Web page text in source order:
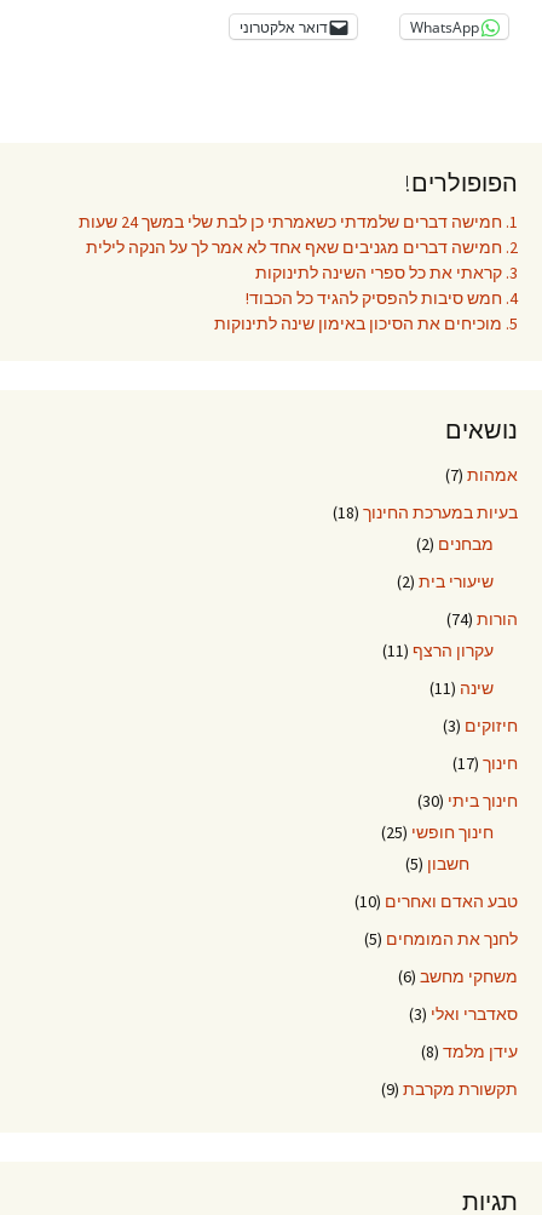
WhatsApp דואר אלקטרוני
הפופולרים!
1. חמישה דברים שלמדתי כשאמרתי כן לבת שלי במשך 24 שעות
2. חמישה דברים מגניבים שאף אחד לא אמר לך על הנקה לילית
3. קראתי את כל ספרי השינה לתינוקות
4. חמש סיבות להפסיק להגיד כל הכבוד!
5. מוכיחים את הסיכון באימון שינה לתינוקות
נושאים
אמהות (7)
בעיות במערכת החינוך (18)
מבחנים (2)
שיעורי בית (2)
הורות (74)
עקרון הרצף (11)
שינה (11)
חיזוקים (3)
חינוך (17)
חינוך ביתי (30)
חינוך חופשי (25)
חשבון (5)
טבע האדם ואחרים (10)
לחנך את המומחים (5)
משחקי מחשב (6)
סאדברי ואלי (3)
עידן מלמד (8)
תקשורת מקרבת (9)
תגיות